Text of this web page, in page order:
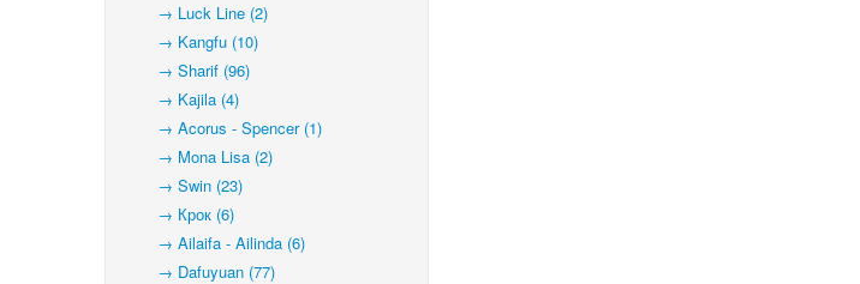
→ Luck Line (2)
→ Kangfu (10)
→ Sharif (96)
→ Kajila (4)
→ Acorus - Spencer (1)
→ Mona Lisa (2)
→ Swin (23)
→ Крок (6)
→ Ailaifa - Ailinda (6)
→ Dafuyuan (77)